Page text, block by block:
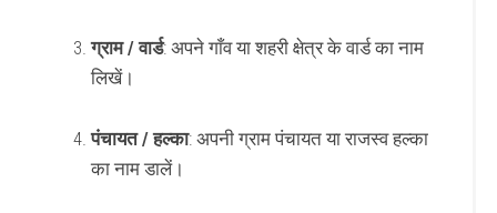
ग्राम / वार्ड: अपने गाँव या शहरी क्षेत्र के वार्ड का नाम
लिखें।
पंचायत / हल्का: अपनी ग्राम पंचायत या राजस्व हल्का
का नाम डालें।